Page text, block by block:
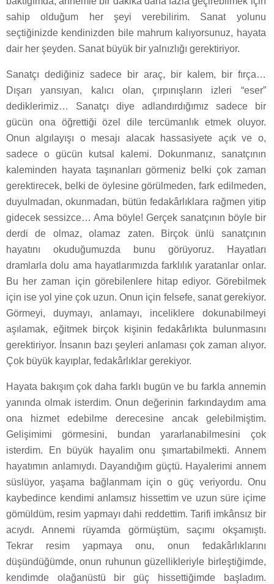
sahip olduğum her şeyi verebilirim. Sanat yolunu
seçtiğinizde kendinizden bile mahrum kalıyorsunuz, hayata
dair her şeyden. Sanat büyük bir yalnızlığı gerektiriyor.
Sanatçı dediğiniz sadece bir araç, bir kalem, bir fırça…
Dışarı yansıyan, kalıcı olan, çırpınışların izleri “eser”
dediklerimiz… Sanatçı diye adlandırdığımız sadece bir
gücün ona öğrettiği özel dile tercümanlık etmek oluyor.
Onun algılayışı o mesajı alacak hassasiyete açık ve o,
sadece o gücün kutsal kalemi. Dokunmanız, sanatçının
kaleminden hayata taşınanları görmeniz belki çok zaman
gerektirecek, belki de öylesine görülmeden, fark edilmeden,
duyulmadan, okunmadan, bütün fedakârlıklara rağmen yitip
gidecek sessizce… Ama böyle! Gerçek sanatçının böyle bir
derdi de olmaz, olamaz zaten. Birçok ünlü sanatçının
hayatını okuduğumuzda bunu görüyoruz. Hayatları
dramlarla dolu ama hayatlarımızda farklılık yaratanlar onlar.
Bu her zaman için görebilenlere hitap ediyor. Görebilmek
için ise yol yine çok uzun. Onun için felsefe, sanat gerekiyor.
Görmeyi, duymayı, anlamayı, inceliklere dokunabilmeyi
aşılamak, eğitmek birçok kişinin fedakârlıkta bulunmasını
gerektiriyor. İnsanın bazı şeyleri anlaması çok zaman alıyor.
Çok büyük kayıplar, fedakârlıklar gerekiyor.
Hayata bakışım çok daha farklı bugün ve bu farkla annemin
yanında olmak isterdim. Onun değerinin farkındaydım ama
ona hizmet edebilme derecesine ancak gelebilmiştim.
Gelişimimi görmesini, bundan yararlanabilmesini çok
isterdim. En büyük hayalim onu şımartabilmekti. Annem
hayatımın anlamıydı. Dayandığım güçtü. Hayalerimi annem
süslüyor, yaşama bağlanmam için o güç veriyordu. Onu
kaybedince kendimi anlamsız hissettim ve uzun süre içime
gömüldüm, resim yapmayı dahi reddettim. Tarifi imkânsız bir
acıydı. Annemi rüyamda görmüştüm, saçımı okşamıştı.
Tekrar resim yapmaya onu, onun fedakârlıklarını
düşündüğümde, onun ruhunun güzellikleriyle birleştiğimde,
kendimde olağanüstü bir güç hissettiğimde başladım.